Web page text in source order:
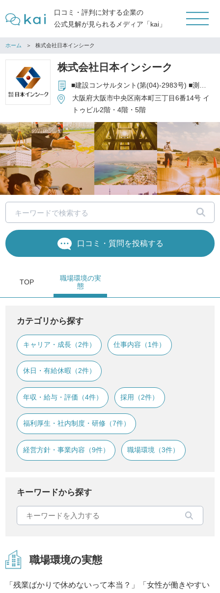
口コミ・評判に対する企業の
公式見解が見られるメディア「kai」
ホーム 株式会社日本インシーク
株式会社日本インシーク
■建設コンサルタント(第(04)-2983号) ■測量業 (第(12)-4933号) ■地質調査業 (第(31)-1120号) ■補償コンサルタント (第(01)-2629号) ■一級建築士事務所 (第(チ)-11039号)
大阪府大阪市中央区南本町三丁目6番14号 イ
トゥビル2階・4階・5階
口コミ・質問を投稿する
TOP
職場環境の実
態
カテゴリから探す
キャリア・成長（2件） 仕事内容（1件）
休日・有給休暇（2件）
年収・給与・評価（4件） 採用（2件）
福利厚生・社内制度・研修（7件）
経営方針・事業内容（9件） 職場環境（3件）
キーワードから探す
職場環境の実態
「残業ばかりで休めないって本当？」「女性が働きやすい